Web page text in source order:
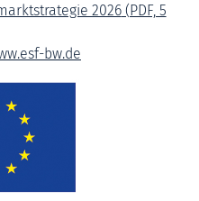
2026(PDF, 5
bw.de